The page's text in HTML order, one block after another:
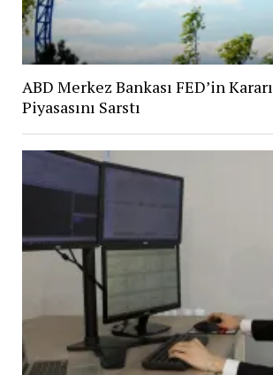
ABD Merkez Bankası FED’in
Piyasasını Sarstı